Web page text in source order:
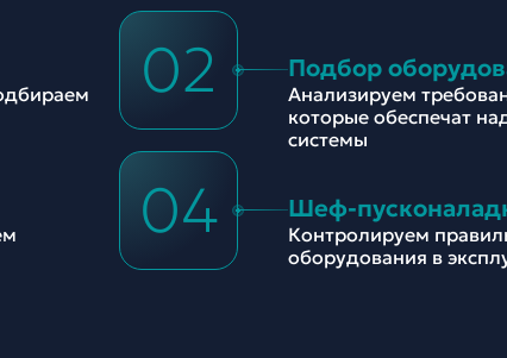
02 Подбор
Анализируем
которые обеспечат
системы
04 Шеф-
Контролируем
оборудования в